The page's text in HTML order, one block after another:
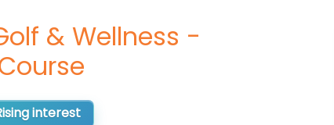
& Wellness -
interest